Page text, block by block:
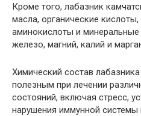
Кроме того, лабазник
масла, органические кислоты,
аминокислоты и минеральные
железо, магний, калий и
Химический состав
полезным при лечении
состояний, включая стресс,
нарушения иммунной